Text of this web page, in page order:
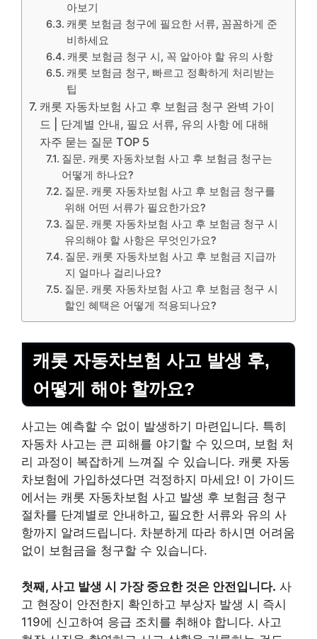
아보기
캐롯 보험금 청구에 필요한 서류, 꼼꼼하게 준
비하세요
캐롯 보험금 청구 시, 꼭 알아야 할 유의 사항
캐롯 보험금 청구, 빠르고 정확하게 처리받는
팁
캐롯 자동차보험 사고 후 보험금 청구 완벽 가이
드 | 단계별 안내, 필요 서류, 유의 사항 에 대해
자주 묻는 질문 TOP 5
질문. 캐롯 자동차보험 사고 후 보험금 청구는
어떻게 하나요?
질문. 캐롯 자동차보험 사고 후 보험금 청구를
위해 어떤 서류가 필요한가요?
질문. 캐롯 자동차보험 사고 후 보험금 청구 시
유의해야 할 사항은 무엇인가요?
질문. 캐롯 자동차보험 사고 후 보험금 지급까
지 얼마나 걸리나요?
질문. 캐롯 자동차보험 사고 후 보험금 청구 시
할인 혜택은 어떻게 적용되나요?
캐롯 자동차보험 사고 발생 후,
어떻게 해야 할까요?
사고는 예측할 수 없이 발생하기 마련입니다. 특히
자동차 사고는 큰 피해를 야기할 수 있으며, 보험 처
리 과정이 복잡하게 느껴질 수 있습니다. 캐롯 자동
차보험에 가입하셨다면 걱정하지 마세요! 이 가이드
에서는 캐롯 자동차보험 사고 발생 후 보험금 청구
절차를 단계별로 안내하고, 필요한 서류와 유의 사
항까지 알려드립니다. 차분하게 따라 하시면 어려움
없이 보험금을 청구할 수 있습니다.
첫째, 사고 발생 시 가장 중요한 것은 안전입니다. 사
고 현장이 안전한지 확인하고 부상자 발생 시 즉시
119에 신고하여 응급 조치를 취해야 합니다. 사고